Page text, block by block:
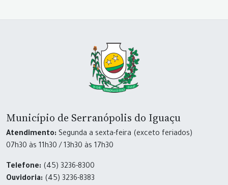
Município de Serranópolis do Iguaçu
Atendimento: Segunda a sexta-feira (exceto feriados)
07h30 às 11h30 / 13h30 às 17h30
Telefone: (45) 3236-8300
Ouvidoria: (45) 3236-8383